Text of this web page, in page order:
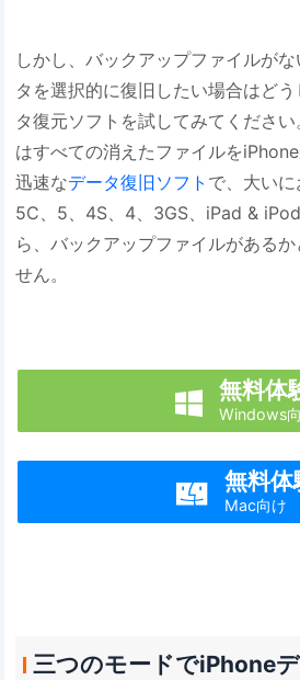
しかし、バックアップファイルが
タを選択的に復旧したい場合はど
タ復元ソフトを試してみてください
はすべての消えたファイルを
迅速なデータ復旧ソフト で、大いに
5C、5、4S、4、3GS、iPad &
ら、バックアップファイルがある
せん。
 無料体
Windows
 無料体
Mac向け
三つのモードでiPhone